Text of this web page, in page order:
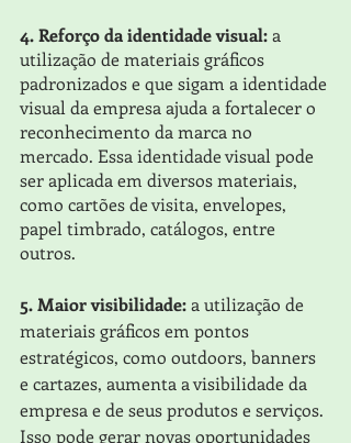
4. Reforço da identidade visual: a
utilização de materiais gráficos
padronizados e que sigam a identidade
visual da empresa ajuda a fortalecer o
reconhecimento da marca no
mercado. Essa identidade visual pode
ser aplicada em diversos materiais,
como cartões de visita, envelopes,
papel timbrado, catálogos, entre
outros.
5. Maior visibilidade: a utilização de
materiais gráficos em pontos
estratégicos, como outdoors, banners
e cartazes, aumenta a visibilidade da
empresa e de seus produtos e serviços.
Isso pode gerar novas oportunidades